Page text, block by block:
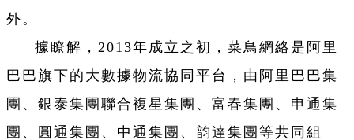
外。
據瞭解， 2013年成立之初，菜鳥網絡是阿里
巴巴旗下的大數據物流協同平台，由阿里巴巴集
團、銀泰集團聯合複星集團、富春集團、申通集
團、圓通集團、中通集團、韵達集團等共同組